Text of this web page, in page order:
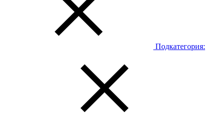
Подкатегория: